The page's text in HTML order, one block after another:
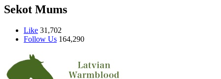
Sekot Mums
Like 31,702
Follow Us 164,290